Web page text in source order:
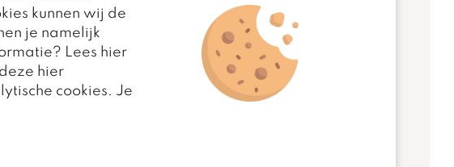
de verschillende materialen worden verwerkt.
microvezel of leder
is te bestellen in stof, microvezel en verschillende
kunnen wij de
je namelijk
Lees hier
hier
cookies. Je